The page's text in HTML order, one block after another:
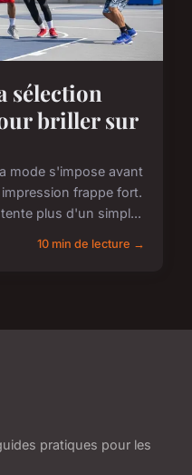
sélection
briller sur
mode s'impose avant
frappe fort.
plus d'un simpl...
10 min de lecture →
pratiques pour les